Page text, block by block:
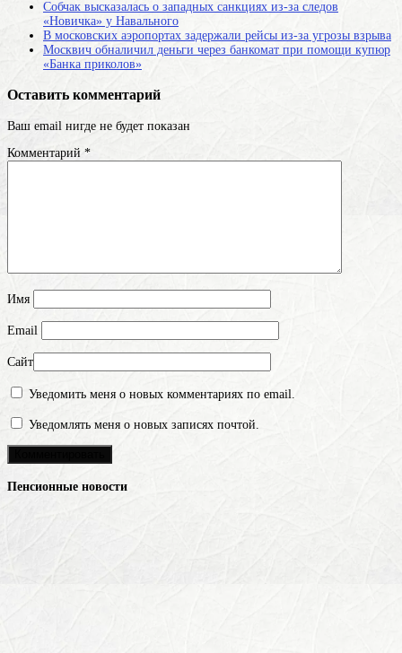
Собчак высказалась о западных санкциях из-за следов
«Новичка» у Навального
В московских аэропортах задержали рейсы из-за угрозы взрыва
Москвич обналичил деньги через банкомат при помощи купюр
«Банка приколов»
Оставить комментарий
Ваш email нигде не будет показан
Комментарий *
Имя
Email
Сайт
Уведомить меня о новых комментариях по email.
Уведомлять меня о новых записях почтой.
Пенсионные новости